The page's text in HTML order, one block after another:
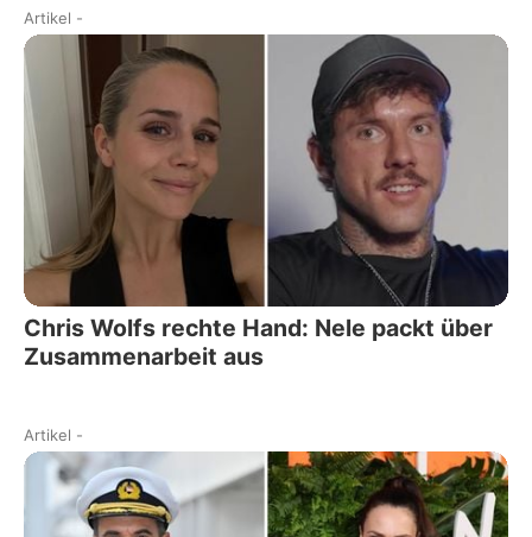
Artikel -
Chris Wolfs rechte Hand: Nele packt über
Zusammenarbeit aus
Artikel -